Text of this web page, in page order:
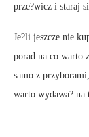
prze?wicz i staraj
Je?li jeszcze nie
porad na co warto
samo z
warto wydawa? na